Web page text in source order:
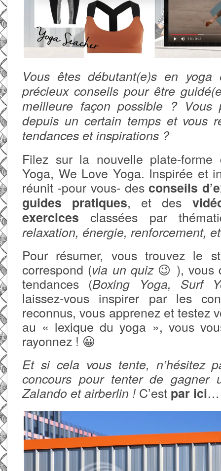
Vous êtes débutant(e)s en
précieux conseils pour être
meilleure façon possible ? Vous
depuis un certain temps et vous
tendances et inspirations ?
Filez sur la nouvelle plate-
Yoga, We Love Yoga. Inspirée et
réunit -pour vous- des conseils
guides pratiques, et des
exercices classées par
relaxation, énergie, renforcement,
Pour résumer, vous trouvez le
correspond (via un quiz😉 ), vous
tendances (Boxing Yoga, Surf
laissez-vous inspirer par les
reconnus, vous apprenez et testez
au « lexique du yoga », vous
rayonnez ! 😀
Et si cela vous tente, n’hésitez
concours pour tenter de gagner
Zalando et airberlin ! C’est par ici…